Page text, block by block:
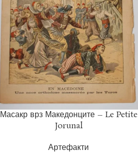
Масакр врз Македонците – Le Petite
Jorunal
Артефакти